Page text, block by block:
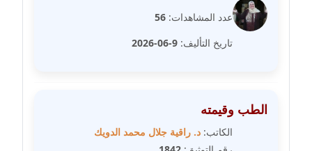
مدونة عبير عزاوي
عاملة
مدونة عبير مصطفى
عاملة
عدد المشاهدات: 56
تاريخ التأليف: 9-06-2026
الطب وقيمته
الكاتب: د. راقية جلال محمد الدويك